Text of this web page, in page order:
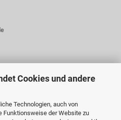
Cookies und andere
Technologien, auch von
Funktionsweise der Website zu